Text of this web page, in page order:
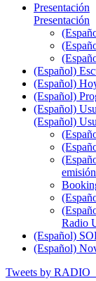
Presentación
Presentación
(Español)
(Español)
(Español)
(Español)
(Español)
Radio
(Español)
(Español)
Tweets by